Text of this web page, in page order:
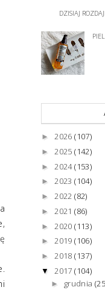
DZISIAJ
►2026(107)
► 2025(142)
► 2024(153)
►2023(104)
►2022(82)
► 2021(86)
► 2020(113)
►2019(106)
►2018(137)
▼ 2017(104)
► grudnia